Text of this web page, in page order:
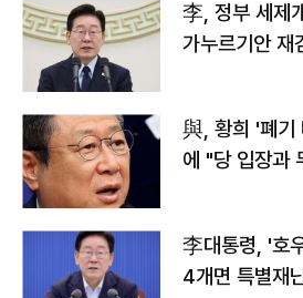
李, 정부 세제
가누르기안 재
與, 황희 '폐기
에 "당 입장과
李대통령, '호
4개면 특별재